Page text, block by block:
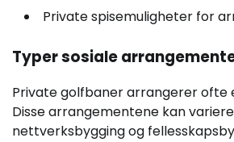
Private spisemuligheter for
Typer sosiale
Private golfbaner arrangerer ofte
Disse arrangementene kan
nettverksbygging og